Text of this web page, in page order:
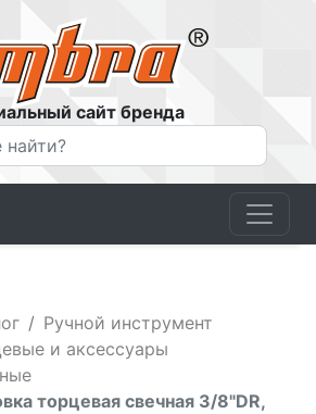
сайт бренда
Ручной инструмент
и аксессуары
торцевая свечная 3/8"DR,